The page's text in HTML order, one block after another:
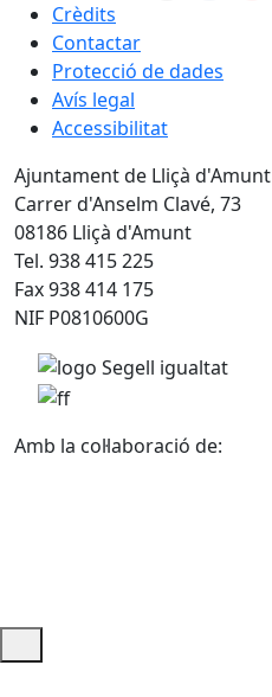
Crèdits
Contactar
Protecció de dades
Avís legal
Accessibilitat
Ajuntament de Lliçà d'Amunt
Carrer d'Anselm Clavé, 73
08186 Lliçà d'Amunt
Tel. 938 415 225
Fax 938 414 175
NIF P0810600G
Amb la col·laboració de: